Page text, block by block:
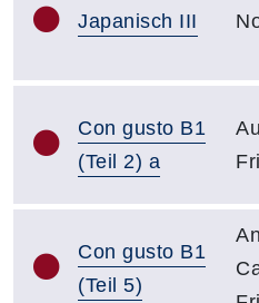
Japanisch III
Con gusto B1
(Teil 2) a
Con gusto B1
(Teil 5)